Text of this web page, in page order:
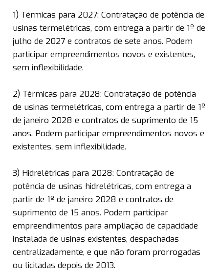
1) Térmicas para 2027: Contratação de potência de
usinas termelétricas, com entrega a partir de 1º de
julho de 2027 e contratos de sete anos. Podem
participar empreendimentos novos e existentes,
sem inflexibilidade.
2) Térmicas para 2028: Contratação de potência
de usinas termelétricas, com entrega a partir de 1º
de janeiro 2028 e contratos de suprimento de 15
anos. Podem participar empreendimentos novos e
existentes, sem inflexibilidade.
3) Hidrelétricas para 2028: Contratação de
potência de usinas hidrelétricas, com entrega a
partir de 1º de janeiro 2028 e contratos de
suprimento de 15 anos. Podem participar
empreendimentos para ampliação de capacidade
instalada de usinas existentes, despachadas
centralizadamente, e que não foram prorrogadas
ou licitadas depois de 2013.